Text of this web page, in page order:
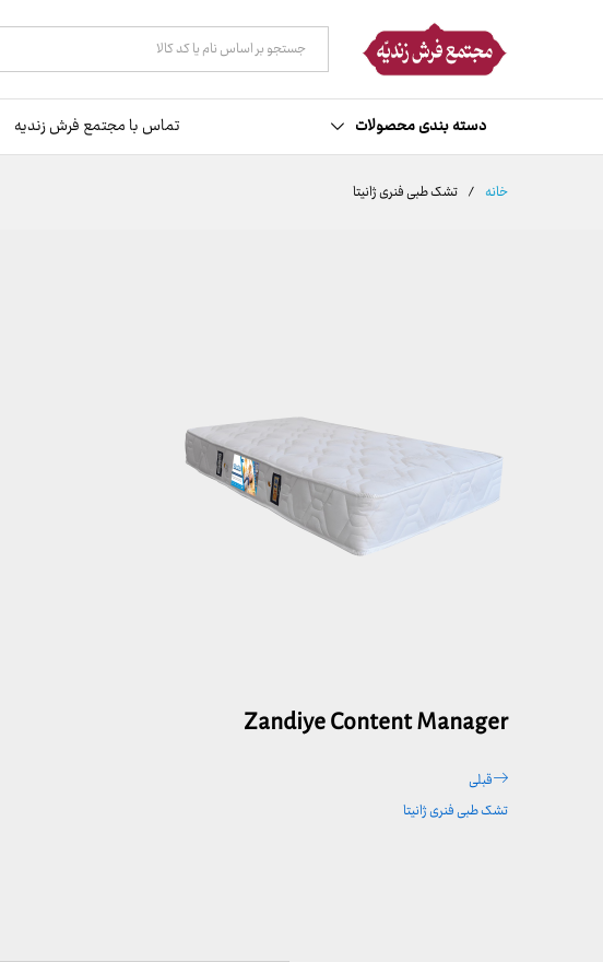
همه دسته ها
دسته بندی محصولات تماس با مجتمع فرش زندیه
خانه / تشک طبی فنری ژانیتا
Zandiye Content Manager
راهبری
نوشته
پست
قبلی
قبلی
تشک طبی فنری ژانیتا